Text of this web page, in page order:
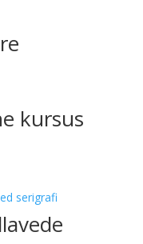
kursus